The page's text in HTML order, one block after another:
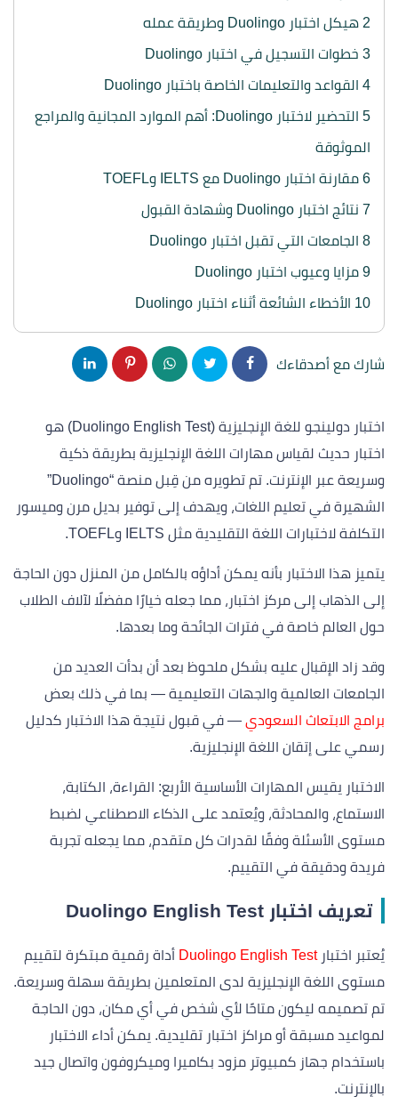
2 هيكل اختبار Duolingo وطريقة عمله
3 خطوات التسجيل في اختبار Duolingo
4 القواعد والتعليمات الخاصة باختبار Duolingo
5 التحضير لاختبار Duolingo: أهم الموارد المجانية والمراجع
الموثوقة
6 مقارنة اختبار Duolingo مع IELTS وTOEFL
7 نتائج اختبار Duolingo وشهادة القبول
8 الجامعات التي تقبل اختبار Duolingo
9 مزايا وعيوب اختبار Duolingo
10 الأخطاء الشائعة أثناء اختبار Duolingo
شارك مع أصدقاءك
اختبار دولينجو للغة الإنجليزية (Duolingo English Test) هو
اختبار حديث لقياس مهارات اللغة الإنجليزية بطريقة ذكية
وسريعة عبر الإنترنت. تم تطويره من قِبل منصة “Duolingo”
الشهيرة في تعليم اللغات، ويهدف إلى توفير بديل مرن وميسور
التكلفة لاختبارات اللغة التقليدية مثل IELTS وTOEFL.
يتميز هذا الاختبار بأنه يمكن أداؤه بالكامل من المنزل دون الحاجة
إلى الذهاب إلى مركز اختبار، مما جعله خيارًا مفضلًا لآلاف الطلاب
حول العالم خاصة في فترات الجائحة وما بعدها.
وقد زاد الإقبال عليه بشكل ملحوظ بعد أن بدأت العديد من
الجامعات العالمية والجهات التعليمية — بما في ذلك بعض
برامج الابتعاث السعودي — في قبول نتيجة هذا الاختبار كدليل
رسمي على إتقان اللغة الإنجليزية.
الاختبار يقيس المهارات الأساسية الأربع: القراءة، الكتابة،
الاستماع، والمحادثة، ويُعتمد على الذكاء الاصطناعي لضبط
مستوى الأسئلة وفقًا لقدرات كل متقدم، مما يجعله تجربة
فريدة ودقيقة في التقييم.
تعريف اختبار Duolingo English Test
يُعتبر اختبار Duolingo English Test
أداة رقمية مبتكرة لتقييم
مستوى اللغة الإنجليزية لدى المتعلمين بطريقة سهلة وسريعة.
تم تصميمه ليكون متاحًا لأي شخص في أي مكان، دون الحاجة
لمواعيد مسبقة أو مراكز اختبار تقليدية. يمكن أداء الاختبار
باستخدام جهاز كمبيوتر مزود بكاميرا وميكروفون واتصال جيد
بالإنترنت.